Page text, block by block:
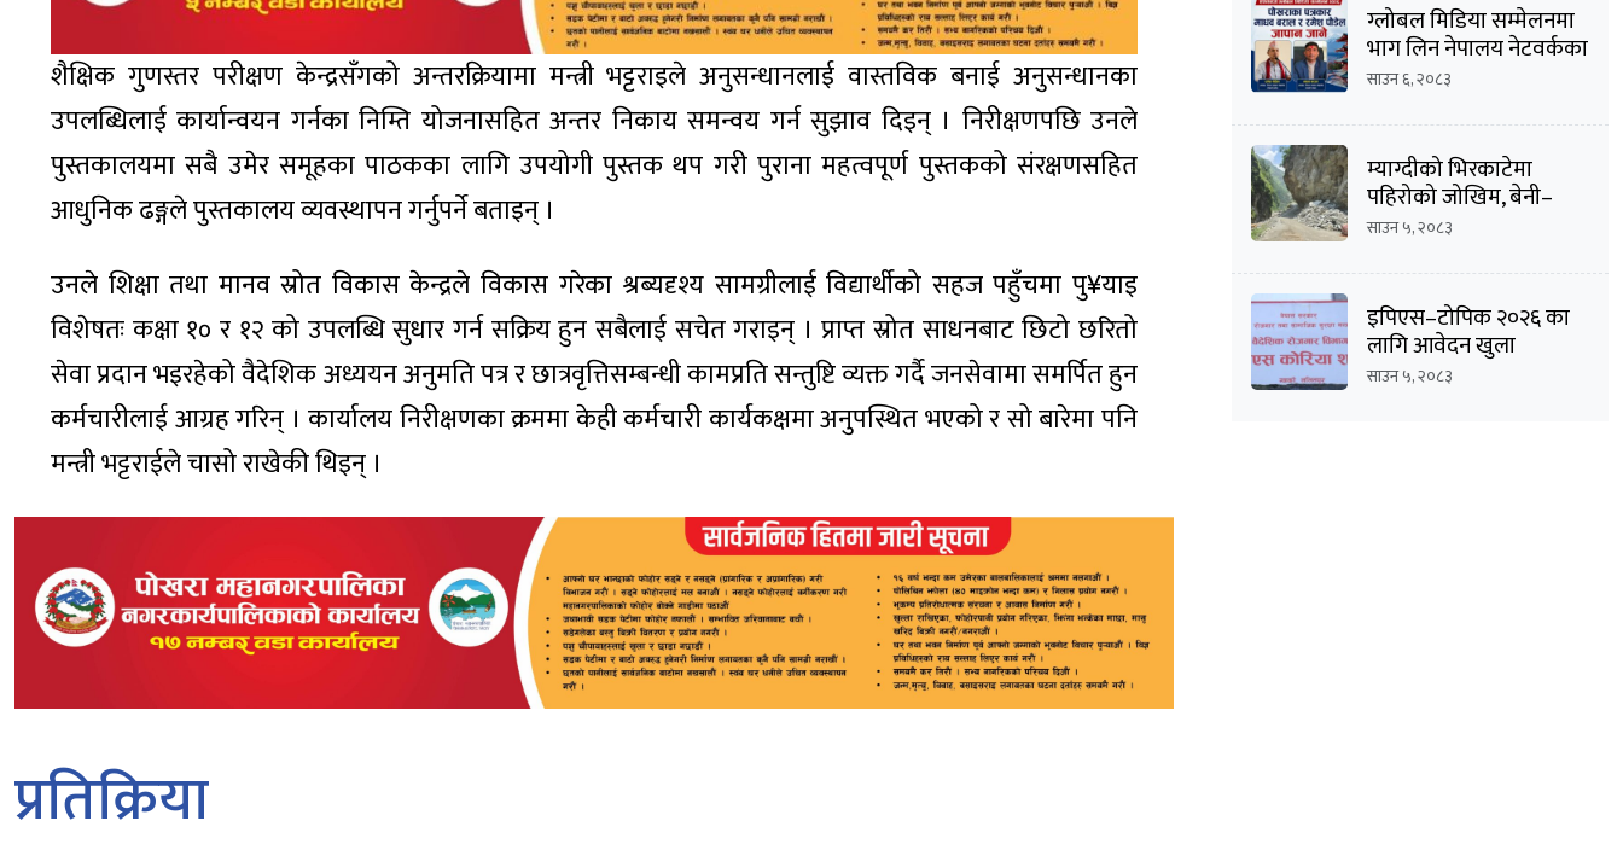
शैक्षिक गुणस्तर परीक्षण केन्द्रसँगको अन्तरक्रियामा मन्त्री भट्टराइले अनुसन्धानलाई वास्तविक बनाई अनुसन्धानका
उपलब्धिलाई कार्यान्वयन गर्नका निम्ति योजनासहित अन्तर निकाय समन्वय गर्न सुझाव दिइन् । निरीक्षणपछि उनले
पुस्तकालयमा सबै उमेर समूहका पाठकका लागि उपयोगी पुस्तक थप गरी पुराना महत्वपूर्ण पुस्तकको संरक्षणसहित
आधुनिक ढङ्गले पुस्तकालय व्यवस्थापन गर्नुपर्ने बताइन् ।
उनले शिक्षा तथा मानव स्रोत विकास केन्द्रले विकास गरेका श्रब्यदृश्य सामग्रीलाई विद्यार्थीको सहज पहुँचमा पु¥याइ
विशेषतः कक्षा १० र १२ को उपलब्धि सुधार गर्न सक्रिय हुन सबैलाई सचेत गराइन् । प्राप्त स्रोत साधनबाट छिटो छरितो
सेवा प्रदान भइरहेको वैदेशिक अध्ययन अनुमति पत्र र छात्रवृत्तिसम्बन्धी कामप्रति सन्तुष्टि व्यक्त गर्दै जनसेवामा समर्पित हुन
कर्मचारीलाई आग्रह गरिन् । कार्यालय निरीक्षणका क्रममा केही कर्मचारी कार्यकक्षमा अनुपस्थित भएको र सो बारेमा पनि
मन्त्री भट्टराईले चासो राखेकी थिइन् ।
प्रतिक्रिया
ग्लोबल मिडिया सम्मेलनमा
भाग लिन नेपालय नेटवर्कका
सम्पादक माधव
प्रस्थान
साउन ६, २०८३
म्याग्दीको भिरकाटेमा
पहिरोको जोखिम, बेनी–
जोमसोम सडक असुरक्षित
साउन ५, २०८३
इपिएस–टोपिक २०२६ का
लागि आवेदन खुला
साउन ५, २०८३